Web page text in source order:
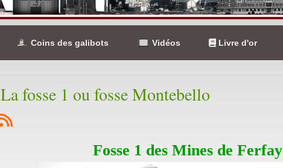
Coins des galibots Vidéos Livre d'or
La fosse 1 ou fosse Montebello
Fosse 1 des Mines de Ferfay